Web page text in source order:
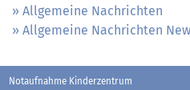
Allgemeine Nachrichten
Allgemeine Nachrichten
Notaufnahme Kinderzentrum